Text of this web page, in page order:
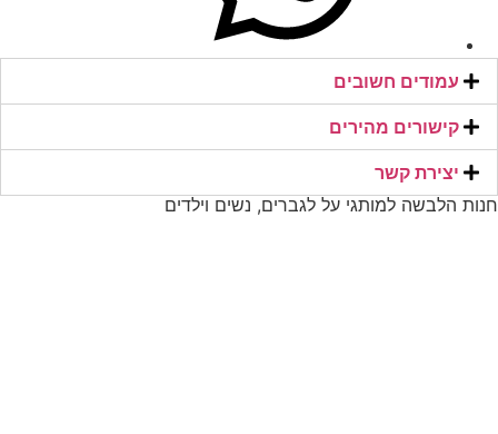
עמודים חשובים
קישורים מהירים​
יצירת קשר​
חנות הלבשה למותגי על לגברים, נשים וילדים